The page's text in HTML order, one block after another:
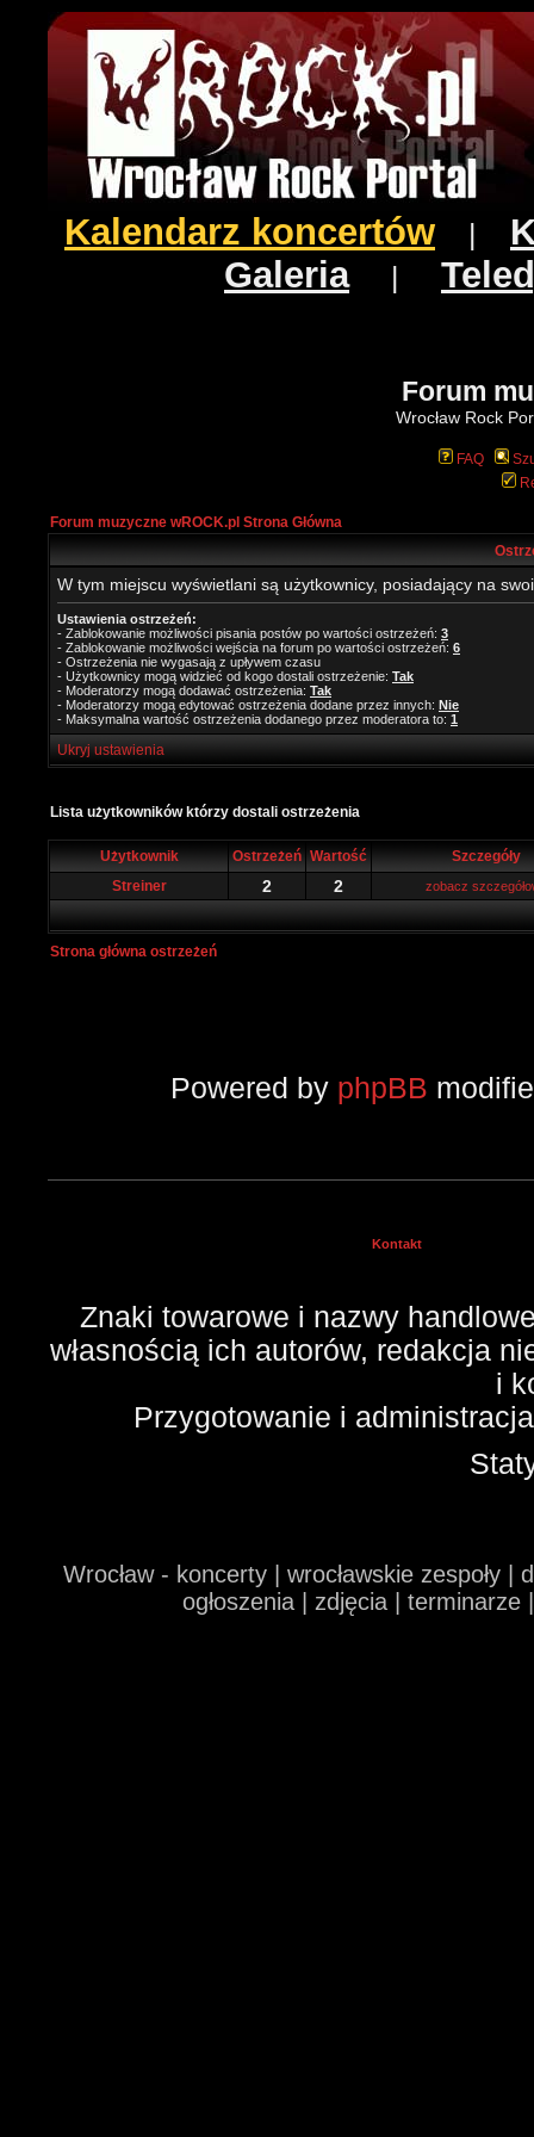
Kalendarz koncertów
Galeria|
Forum
Wrocław Rock
FAQ
Forum muzyczne wROCK.pl Strona Główna
W tym miejscu wyświetlani są użytkownicy, posiadający na
Ustawienia ostrzeżeń:
- Zablokowanie możliwości pisania postów po wartości ostrzeżeń: 3
- Zablokowanie możliwości wejścia na forum po wartości ostrzeżeń: 6
- Ostrzeżenia nie wygasają z upływem czasu
- Użytkownicy mogą widzieć od kogo dostali ostrzeżenie: Tak
- Moderatorzy mogą dodawać ostrzeżenia: Tak
- Moderatorzy mogą edytować ostrzeżenia dodane przez innych: Nie
- Maksymalna wartość ostrzeżenia dodanego przez moderatora to: 1
Ukryj ustawienia
Lista użytkowników którzy dostali ostrzeżenia
Użytkownik Ostrzeżeń Wartość
Szczegóły
Streiner
2 2 zobacz
Strona główna ostrzeżeń
Powered by phpBB
Kontakt
Znaki towarowe i nazwy
własnością ich autorów, redakcja
i
Przygotowanie i
Wrocław - koncerty | wrocławskie zespoły
ogłoszenia | zdjęcia |